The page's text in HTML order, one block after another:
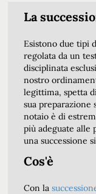
La
Esistono due tipi
regolata da un
disciplinata
nostro
legittima, spetta
sua preparazione
notaio è di
più adeguate alle
una successione
Cos'è
Con la